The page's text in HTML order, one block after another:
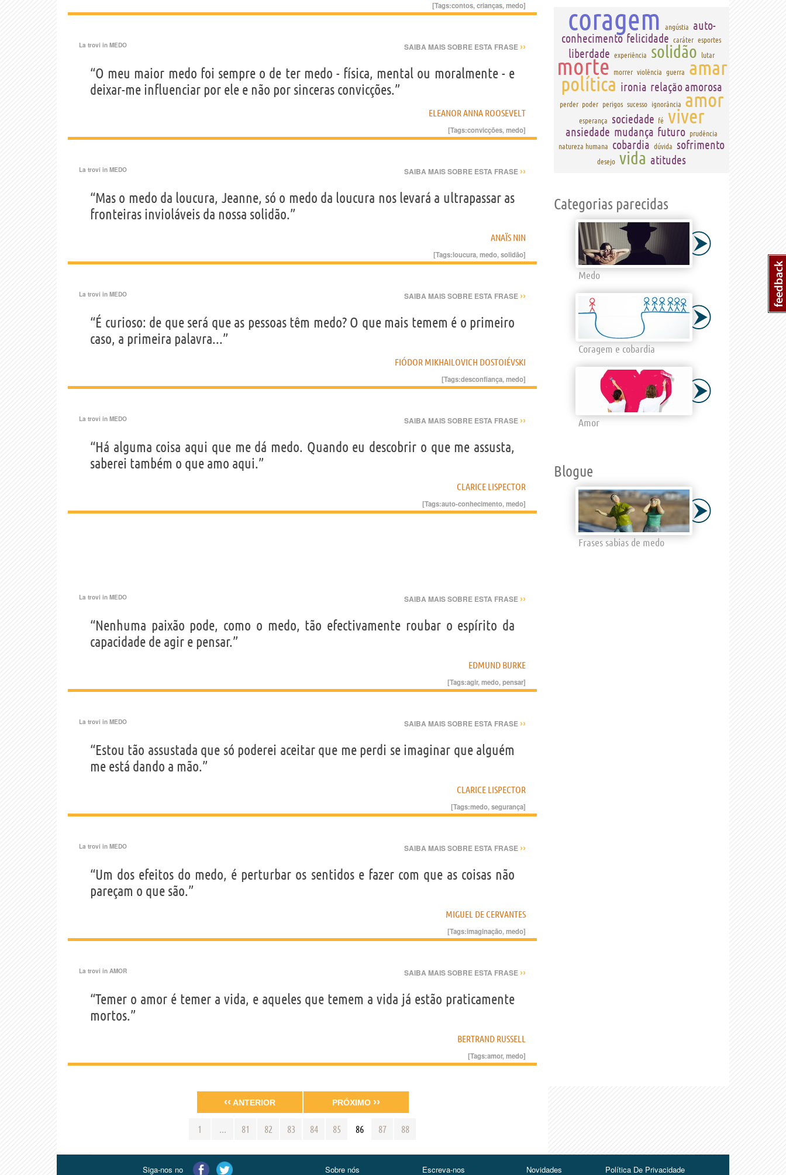
[Tags:contos,crianças,medo]
La trovi in MEDO SAIBA MAIS SOBRE ESTA FRASE ››
“O meu maior medo foi sempre o de ter medo - física, mental ou moralmente - e
deixar-me influenciar por ele e não por sinceras convicções.”
ELEANOR ANNA ROOSEVELT
[Tags:convicções,medo]
La trovi in MEDO SAIBA MAIS SOBRE ESTA FRASE ››
“Mas o medo da loucura, Jeanne, só o medo da loucura nos levará a ultrapassar as
fronteiras invioláveis da nossa solidão.”
ANAÏS NIN
[Tags:loucura,medo,solidão]
La trovi in MEDO SAIBA MAIS SOBRE ESTA FRASE ››
“É curioso: de que será que as pessoas têm medo? O que mais temem é o primeiro
caso, a primeira palavra...”
FIÓDOR MIKHAILOVICH DOSTOIÉVSKI
[Tags:desconfiança,medo]
La trovi in MEDO SAIBA MAIS SOBRE ESTA FRASE ››
“Há alguma coisa aqui que me dá medo. Quando eu descobrir o que me assusta,
saberei também o que amo aqui.”
CLARICE LISPECTOR
[Tags:auto-conhecimento,medo]
La trovi in MEDO SAIBA MAIS SOBRE ESTA FRASE ››
“Nenhuma paixão pode, como o medo, tão efectivamente roubar o espírito da
capacidade de agir e pensar.”
EDMUND BURKE
[Tags:agir,medo,pensar]
La trovi in MEDO SAIBA MAIS SOBRE ESTA FRASE ››
“Estou tão assustada que só poderei aceitar que me perdi se imaginar que alguém
me está dando a mão.”
CLARICE LISPECTOR
[Tags:medo,segurança]
La trovi in MEDO SAIBA MAIS SOBRE ESTA FRASE ››
“Um dos efeitos do medo, é perturbar os sentidos e fazer com que as coisas não
pareçam o que são.”
MIGUEL DE CERVANTES
[Tags:imaginação,medo]
La trovi in AMOR SAIBA MAIS SOBRE ESTA FRASE ››
“Temer o amor é temer a vida, e aqueles que temem a vida já estão praticamente
mortos.”
BERTRAND RUSSELL
[Tags:amor,medo]
‹‹ ANTERIOR
1 ... 81 82 83 84 85 86 87 88
PRÓXIMO ››
coragem angústia auto-
conhecimento felicidade caráter esportes
liberdade experiência solidão lutar
morte morrer violência guerra amar
política ironia relação amorosa
perder poder perigos sucesso ignorância amor
esperança sociedade fé viver
ansiedade mudança futuro prudência
natureza humana
cobardia dúvida sofrimento
desejo vida atitudes
Categorias parecidas
Medo
Coragem e cobardia
Amor
Blogue
Frases sabias de medo
Siga-nos no Sobre nós Escreva-nos Novidades Política De Privacidade